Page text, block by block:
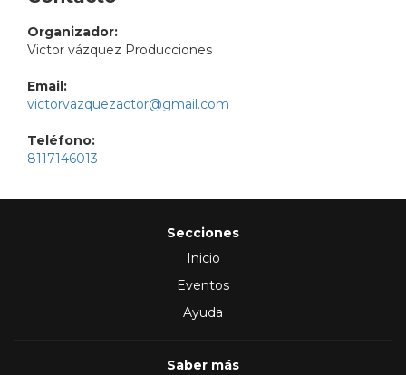
Organizador:
Victor vázquez Producciones
Email:
victorvazquezactor@gmail.com
Teléfono:
8117146013
Secciones
Inicio
Eventos
Ayuda
Saber más